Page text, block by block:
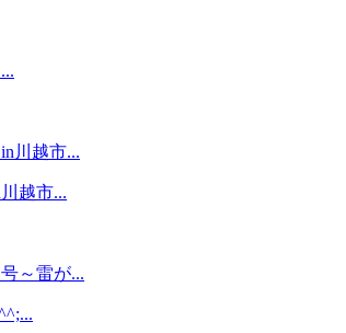
川越市...
越市...
～雷が...